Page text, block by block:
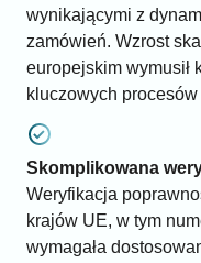
wynikającymi z
zamówień. Wzrost
europejskim wymusił
kluczowych
Skomplikowana
Weryfikacja
krajów UE, w tym
wymagała